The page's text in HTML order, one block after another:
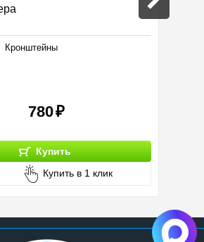
Кронштейны
780
Купить
Купить в 1 клик